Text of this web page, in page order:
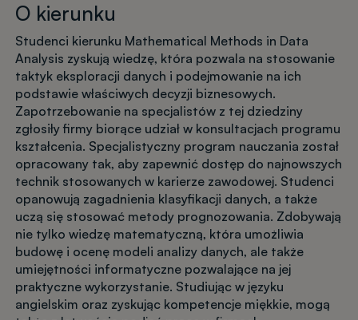
O kierunku
Studenci kierunku Mathematical Methods in Data
Analysis zyskują wiedzę, która pozwala na stosowanie
taktyk eksploracji danych i podejmowanie na ich
podstawie właściwych decyzji biznesowych.
Zapotrzebowanie na specjalistów z tej dziedziny
zgłosiły firmy biorące udział w konsultacjach programu
kształcenia. Specjalistyczny program nauczania został
opracowany tak, aby zapewnić dostęp do najnowszych
technik stosowanych w karierze zawodowej. Studenci
opanowują zagadnienia klasyfikacji danych, a także
uczą się stosować metody prognozowania. Zdobywają
nie tylko wiedzę matematyczną, która umożliwia
budowę i ocenę modeli analizy danych, ale także
umiejętności informatyczne pozwalające na jej
praktyczne wykorzystanie. Studiując w języku
angielskim oraz zyskując kompetencje miękkie, mogą